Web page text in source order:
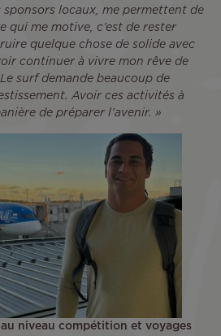
sponsors locaux, me permettent de
qui me motive, c’est de rester
quelque chose de solide avec
continuer à vivre mon rêve de
surf demande beaucoup de
Avoir ces activités à
de préparer l’avenir. »
niveau compétition et voyages